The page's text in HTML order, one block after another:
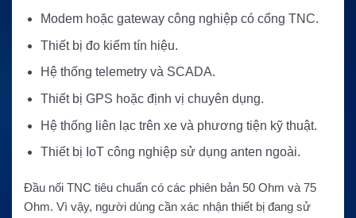
Modem hoặc gateway công nghiệp có cổng TNC.
Thiết bị đo kiểm tín hiệu.
Hệ thống telemetry và SCADA.
Thiết bị GPS hoặc định vị chuyên dụng.
Hệ thống liên lạc trên xe và phương tiện kỹ thuật.
Thiết bị IoT công nghiệp sử dụng anten ngoài.
Đầu nối TNC tiêu chuẩn có các phiên bản 50 Ohm và 75
Ohm. Vì vậy, người dùng cần xác nhận thiết bị đang sử